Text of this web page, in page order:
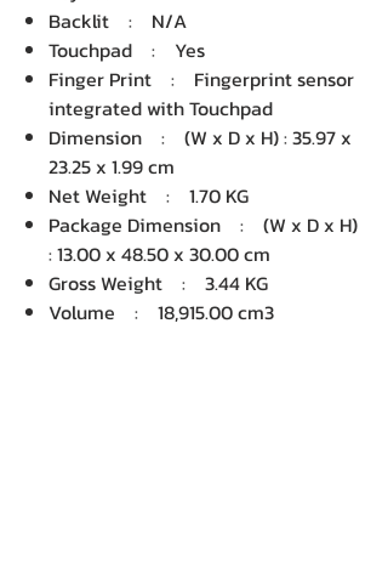
Backlit : N/A
Touchpad : Yes
Finger Print : Fingerprint sensor
integrated with Touchpad
Dimension : (W x D x H) : 35.97 x
23.25 x 1.99 cm
Net Weight : 1.70 KG
Package Dimension : (W x D x H)
: 13.00 x 48.50 x 30.00 cm
Gross Weight : 3.44 KG
Volume : 18,915.00 cm3